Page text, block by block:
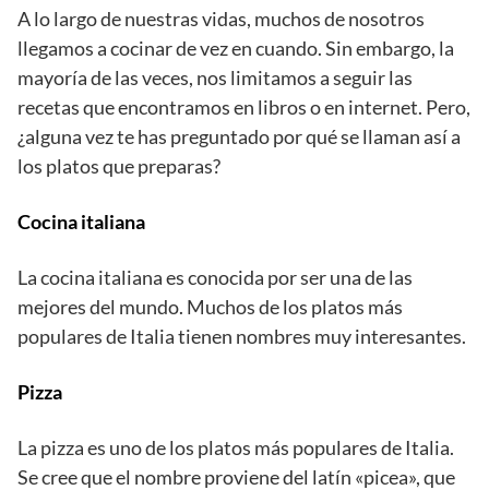
A lo largo de nuestras vidas, muchos de nosotros
llegamos a cocinar de vez en cuando. Sin embargo, la
mayoría de las veces, nos limitamos a seguir las
recetas que encontramos en libros o en internet. Pero,
¿alguna vez te has preguntado por qué se llaman así a
los platos que preparas?
Cocina italiana
La cocina italiana es conocida por ser una de las
mejores del mundo. Muchos de los platos más
populares de Italia tienen nombres muy interesantes.
Pizza
La pizza es uno de los platos más populares de Italia.
Se cree que el nombre proviene del latín «picea», que